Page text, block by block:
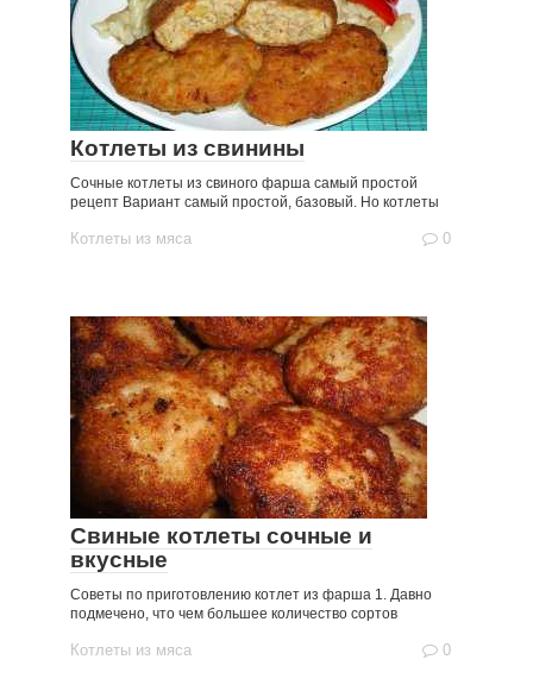
Котлеты из свинины
Сочные котлеты из свиного фарша самый простой
рецепт Вариант самый простой, базовый. Но котлеты
Котлеты из мяса 0
Свиные котлеты сочные и
вкусные
Советы по приготовлению котлет из фарша 1. Давно
подмечено, что чем большее количество сортов
Котлеты из мяса 0